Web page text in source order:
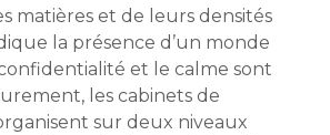
matières et de leurs densités
la présence d’un monde
et le calme sont
les cabinets de
sur deux niveaux